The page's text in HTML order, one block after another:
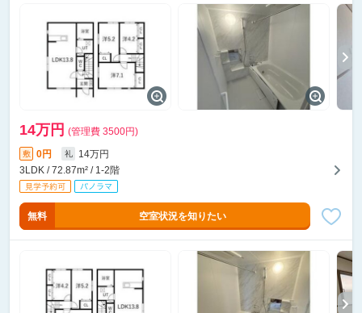
14万円 (管理費 3500円)
敷 0円 礼
14万円
3LDK / 72.87m² / 1-2階
無料 空室状況を知りたい